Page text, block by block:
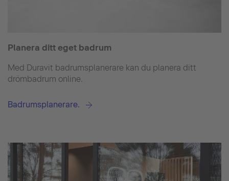
Planera ditt eget badrum
Med Duravit badrumsplanerare kan du planera ditt
drömbadrum online.
Badrumsplanerare.